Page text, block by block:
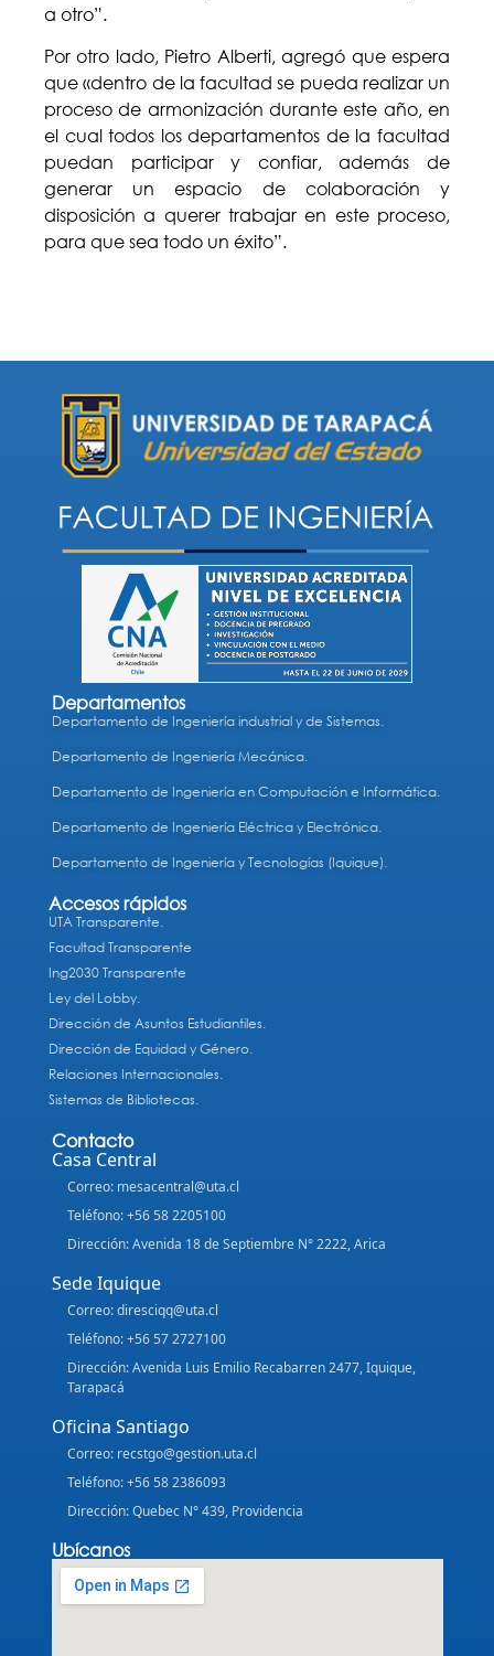
a otro”.
Por otro lado, Pietro Alberti, agregó que espera
que «dentro de la facultad se pueda realizar un
proceso de armonización durante este año, en
el cual todos los departamentos de la facultad
puedan participar y confiar, además de
generar un espacio de colaboración y
disposición a querer trabajar en este proceso,
para que sea todo un éxito”.
Departamentos
Departamento de Ingeniería industrial y de Sistemas.
Departamento de Ingeniería Mecánica.
Departamento de Ingeniería en Computación e Informática.
Departamento de Ingeniería Eléctrica y Electrónica.
Departamento de Ingeniería y Tecnologías (Iquique).
Accesos rápidos
UTA Transparente.
Facultad Transparente
Ing2030 Transparente
Ley del Lobby.
Dirección de Asuntos Estudiantiles.
Dirección de Equidad y Género.
Relaciones Internacionales.
Sistemas de Bibliotecas.
Contacto
Casa Central
Correo: mesacentral@uta.cl
Teléfono: +56 58 2205100
Dirección: Avenida 18 de Septiembre N° 2222, Arica
Sede Iquique
Correo: diresciqq@uta.cl
Teléfono: +56 57 2727100
Dirección: Avenida Luis Emilio Recabarren 2477, Iquique,
Tarapacá
Oficina Santiago
Correo: recstgo@gestion.uta.cl
Teléfono: +56 58 2386093
Dirección: Quebec N° 439, Providencia
Ubícanos